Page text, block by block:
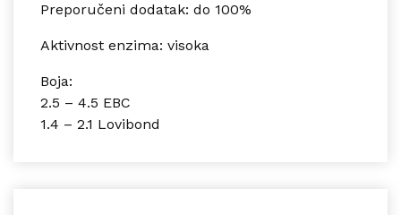
Preporučeni dodatak: do 100%
Aktivnost enzima: visoka
Boja:
2.5 – 4.5 EBC
1.4 – 2.1 Lovibond